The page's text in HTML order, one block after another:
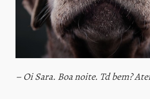
– Oi Sara. Boa noite. Td bem?